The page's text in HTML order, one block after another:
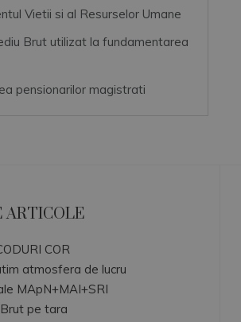
Vietii si al Resurselor Umane
Brut utilizat la fundamentarea
pensionarilor magistrati
COR
atmosfera de lucru
MApN+MAI+SRI
pe tara